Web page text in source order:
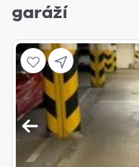
garáží